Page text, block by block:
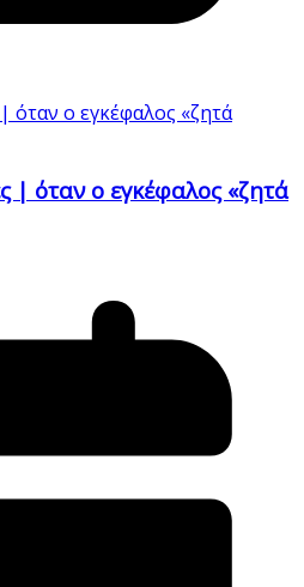
| όταν ο εγκέφαλος «ζητά